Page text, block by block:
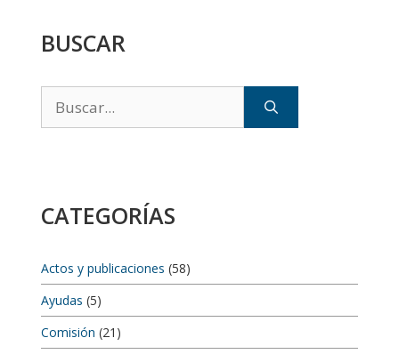
BUSCAR
CATEGORÍAS
Actos y publicaciones (58)
Ayudas (5)
Comisión (21)